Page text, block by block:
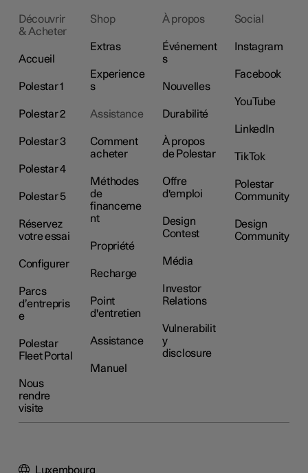
Découvrir
& Acheter
Accueil
Polestar 1
Polestar 2
Polestar 3
Polestar 4
Polestar 5
Réservez
votre essai
Configurer
Parcs
d’entrepris
e
Polestar
Fleet Portal
Nous
rendre
visite
Shop
Extras
Experience
s
Assistance
Comment
acheter
Méthodes
de
financeme
nt
Propriété
Recharge
Point
d'entretien
Assistance
Manuel
À propos
Événement
s
Nouvelles
Durabilité
À propos
de Polestar
Offre
d'emploi
Design
Contest
Média
Investor
Relations
Vulnerabilit
y
disclosure
Social
Instagram
Facebook
YouTube
LinkedIn
TikTok
Polestar
Community
Design
Community
Luxembourg